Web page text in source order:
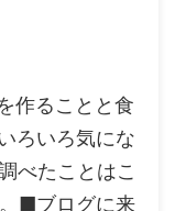
作ることと食
ろいろ気にな
べたことはこ
■ブログに来